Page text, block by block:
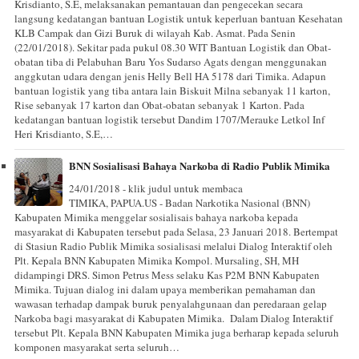
Krisdianto, S.E, melaksanakan pemantauan dan pengecekan secara
langsung kedatangan bantuan Logistik untuk keperluan bantuan Kesehatan
KLB Campak dan Gizi Buruk di wilayah Kab. Asmat. Pada Senin
(22/01/2018). Sekitar pada pukul 08.30 WIT Bantuan Logistik dan Obat-
obatan tiba di Pelabuhan Baru Yos Sudarso Agats dengan menggunakan
anggkutan udara dengan jenis Helly Bell HA 5178 dari Timika. Adapun
bantuan logistik yang tiba antara lain Biskuit Milna sebanyak 11 karton,
Rise sebanyak 17 karton dan Obat-obatan sebanyak 1 Karton. Pada
kedatangan bantuan logistik tersebut Dandim 1707/Merauke Letkol Inf
Heri Krisdianto, S.E,…
BNN Sosialisasi Bahaya Narkoba di Radio Publik Mimika
24/01/2018 - klik judul untuk membaca
TIMIKA, PAPUA.US - Badan Narkotika Nasional (BNN)
Kabupaten Mimika menggelar sosialisais bahaya narkoba kepada
masyarakat di Kabupaten tersebut pada Selasa, 23 Januari 2018. Bertempat
di Stasiun Radio Publik Mimika sosialisasi melalui Dialog Interaktif oleh
Plt. Kepala BNN Kabupaten Mimika Kompol. Mursaling, SH, MH
didampingi DRS. Simon Petrus Mess selaku Kas P2M BNN Kabupaten
Mimika. Tujuan dialog ini dalam upaya memberikan pemahaman dan
wawasan terhadap dampak buruk penyalahgunaan dan peredaraan gelap
Narkoba bagi masyarakat di Kabupaten Mimika. Dalam Dialog Interaktif
tersebut Plt. Kepala BNN Kabupaten Mimika juga berharap kepada seluruh
komponen masyarakat serta seluruh…